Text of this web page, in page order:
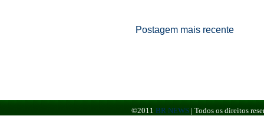
Postagem mais recente
©2011 BR NEWS | Todos os direitos